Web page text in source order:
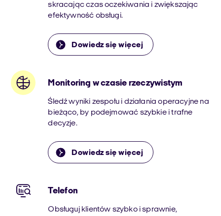
skracając czas oczekiwania i zwiększając
efektywność obsługi.
Dowiedz się więcej
Monitoring w czasie rzeczywistym
Śledź wyniki zespołu i działania operacyjne na
bieżąco, by podejmować szybkie i trafne
decyzje.
Dowiedz się więcej
Telefon
Obsługuj klientów szybko i sprawnie,